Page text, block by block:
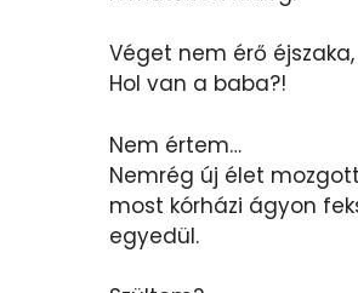
Véget nem érő éjszaka,
Hol van a baba?!
Nem értem…
Nemrég új élet
most kórházi ágyon
egyedül.